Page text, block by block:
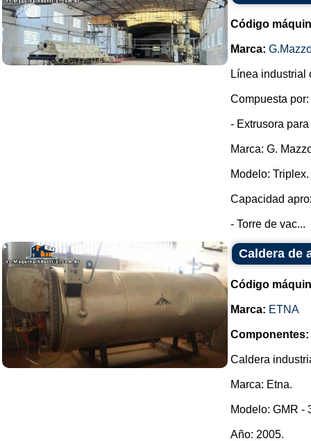
Código
Marca:
Línea industrial
Compuesta por:
- Extrusora
Marca: G.
Modelo: Triplex.
Capacidad
- Torre de vac...
Caldera de
Código
Marca: ETNA
Componentes:
Caldera
Marca: Etna.
Modelo: GMR -
Año: 2005.